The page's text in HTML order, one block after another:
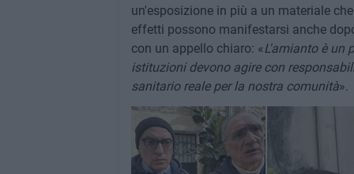
un'esposizione in più a un materiale
effetti possono manifestarsi anche
con un appello chiaro: «L'amianto è un
istituzioni devono agire con
sanitario reale per la nostra comunità».